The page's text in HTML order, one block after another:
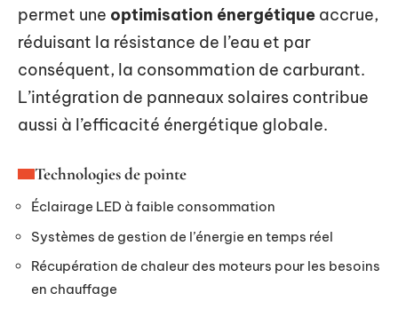
permet une optimisation énergétique accrue,
réduisant la résistance de l’eau et par
conséquent, la consommation de carburant.
L’intégration de panneaux solaires contribue
aussi à l’efficacité énergétique globale.
Technologies de pointe
Éclairage LED à faible consommation
Systèmes de gestion de l’énergie en temps réel
Récupération de chaleur des moteurs pour les besoins
en chauffage